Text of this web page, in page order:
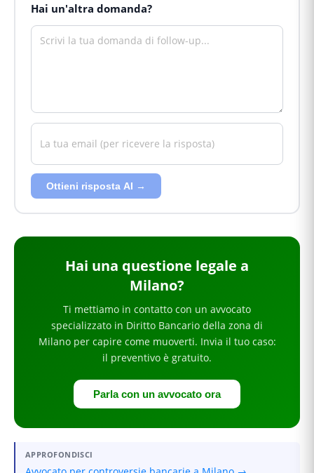
Hai un'altra domanda?
Ottieni risposta AI →
Hai una questione legale a
Milano?
Ti mettiamo in contatto con un avvocato
specializzato in Diritto Bancario della zona di
Milanoper capire come muoverti. Invia il tuo caso:
il preventivo è gratuito.
Parla con un avvocato ora
APPROFONDISCI